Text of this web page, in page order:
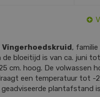
Vingerhoedskruid, familie
de bloeitijd is van ca. juni
cm. hoog. De volwassen
een temperatuur tot -
plantafstand